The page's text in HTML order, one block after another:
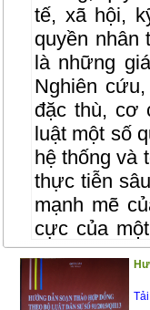
tế, xã hội,
quyền nhân
là những
Nghiên
đặc thù, cơ
luật một số
hệ thống và
thực tiễn
mạnh mẽ
cực của
phạm pháp
nhân thân
ra, cơ chế